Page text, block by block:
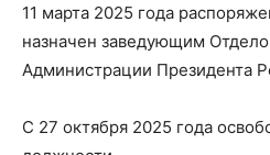
11 марта 2025 года
назначен заведующим
Администрации Президента
С 27 октября 2025 года